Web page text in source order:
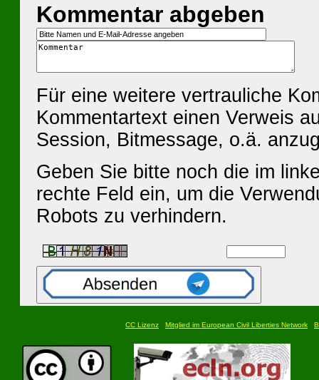
Kommentar abgeben
Für eine weitere vertrauliche
Kommentartext einen Verweis
Session, Bitmessage, o.ä.
Geben Sie bitte noch die im
rechte Feld ein, um die
Robots zu verhindern.
CC Lizenz Mitglied im European Civil Liberties Network